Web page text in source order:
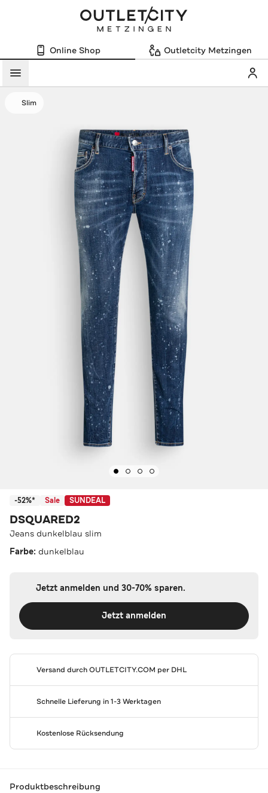
Online Shop Outletcity Metzingen
Menü
Slim
-52%* Sale SUNDEAL
DSQUARED2
Jeans dunkelblau slim
Farbe: dunkelblau
Jetzt anmelden und 30-70% sparen.
Jetzt anmelden
Versand durchOUTLETCITY.COM per DHL
Schnelle Lieferung in 1-3 Werktagen
Kostenlose Rücksendung
Produktbeschreibung